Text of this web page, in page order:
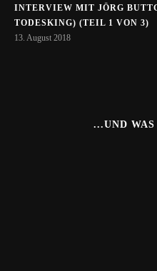
INTERVIEW MIT JÖRG
TODESKING) (TEIL 1 VON 3)
13. August 2018
...UND